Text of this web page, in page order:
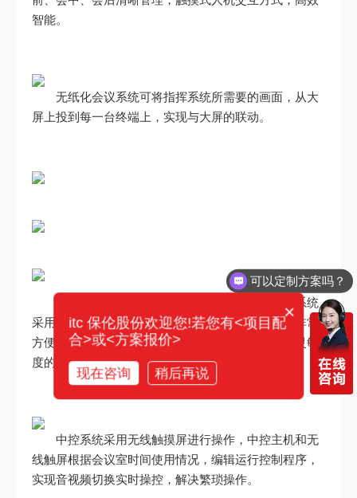
智能。
无纸化会议系统可将指挥系统所需要的画面，从大
屏上投到每一台终端上，实现与大屏的联动。
会议室配备了数字会议系统及专业扩声系统。系统
采用手拉手方式连接，外形美观，安装灵活，使用非常
方便。通过扩声系统，实现会议扩声，高保真、高灵敏
度的拾音效果。
中控系统采用无线触摸屏进行操作，中控主机和无
线触屏根据会议室时间使用情况，编辑运行控制程序，
实现音视频切换实时操控，解决繁琐操作。
可以定制方案吗？
×
itc 保伦股份欢迎您!若您有<项目配
合>或<方案报价>
现在咨询 稍后再说